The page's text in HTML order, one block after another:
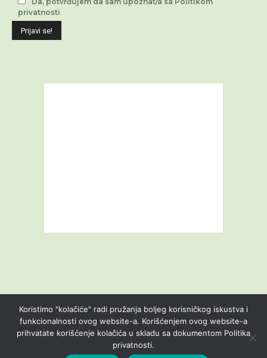
privatnosti
Livestream Blog O nama
Kontakt
Uslovi korišćenja
Politika privatnosti
Koristimo "kolačiće" radi pružanja boljeg korisničkog iskustva i
funkcionalnosti ovog website-a. Korišćenjem ovog website-a
prihvatate korišćenje kolačića u skladu sa dokumentom Politika
privatnosti.